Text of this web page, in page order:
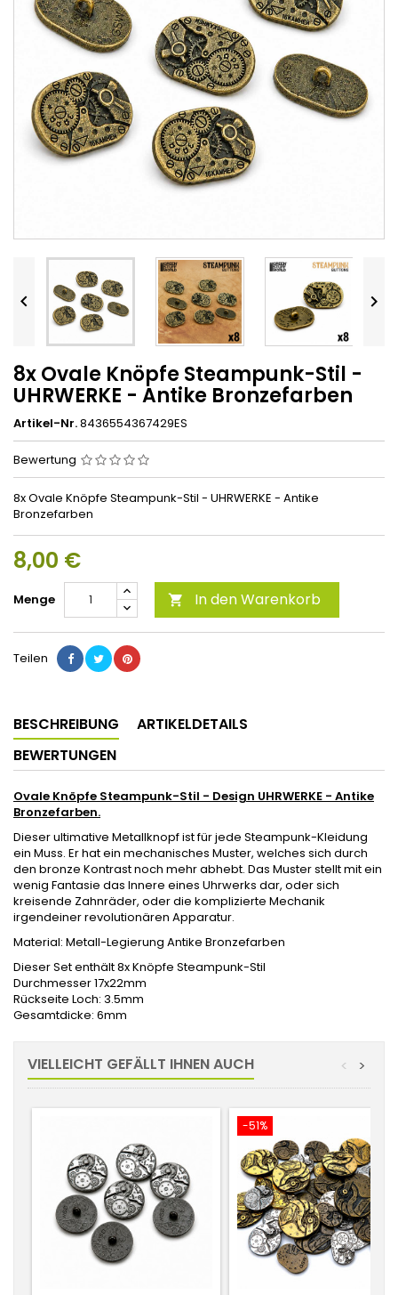
 
8x Ovale Knöpfe Steampunk-Stil -
UHRWERKE - Antike Bronzefarben
Artikel-Nr.8436554367429ES
Bewertung
8x Ovale Knöpfe Steampunk-Stil - UHRWERKE - Antike
Bronzefarben
8,00 €
Menge  In den Warenkorb
Teilen
BESCHREIBUNG
ARTIKELDETAILS
BEWERTUNGEN
Ovale Knöpfe Steampunk-Stil - Design UHRWERKE - Antike
Bronzefarben.
Dieser ultimative Metallknopf ist für jede Steampunk-Kleidung
ein Muss. Er hat ein mechanisches Muster, welches sich durch
den bronze Kontrast noch mehr abhebt. Das Muster stellt mit ein
wenig Fantasie das Innere eines Uhrwerks dar, oder sich
kreisende Zahnräder, oder die komplizierte Mechanik
irgendeiner revolutionären Apparatur.
Material: Metall-Legierung Antike Bronzefarben
Dieser Set enthält 8x Knöpfe Steampunk-Stil
Durchmesser 17x22mm
Rückseite Loch: 3.5mm
Gesamtdicke: 6mm
VIELLEICHT GEFÄLLT IHNEN AUCH >
<
-51%